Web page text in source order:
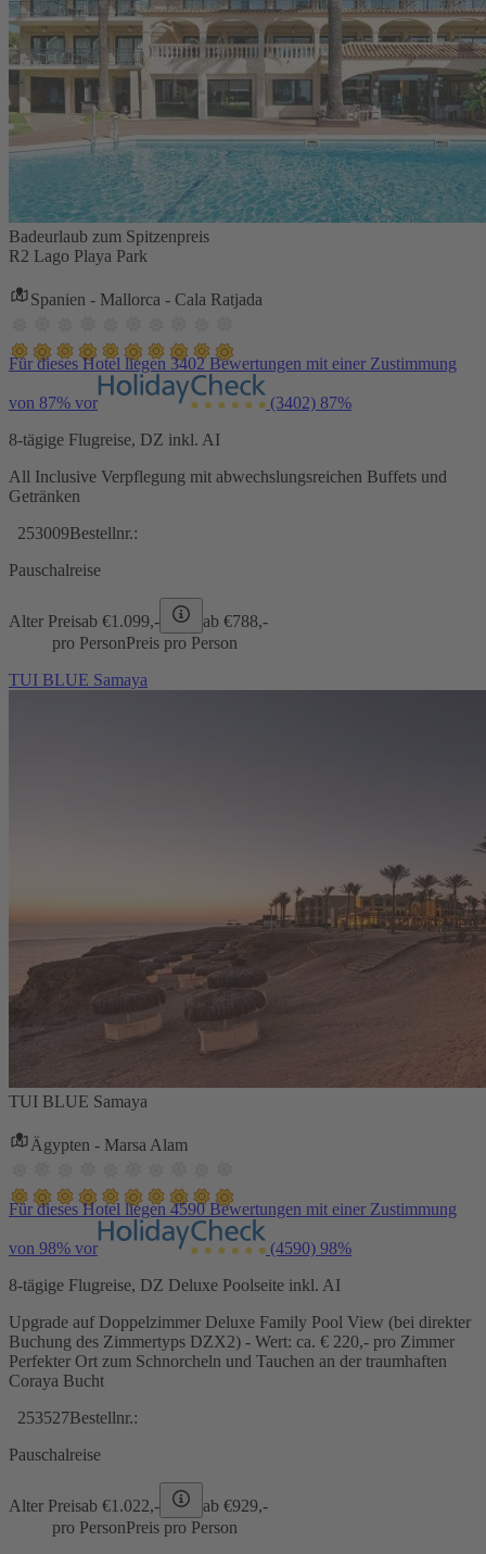
Badeurlaub zum Spitzenpreis
R2 Lago Playa Park
Spanien - Mallorca - Cala Ratjada
Für dieses Hotel liegen 3402 Bewertungen mit einer Zustimmung
von 87% vor (3402) 87%
8-tägige Flugreise, DZ inkl. AI
All Inclusive Verpflegung mit abwechslungsreichen Buffets und
Getränken
253009Bestellnr.:
Pauschalreise
Alter Preisab €1.099,- ab €788,-
pro PersonPreis pro Person
TUI BLUE Samaya
TUI BLUE Samaya
Ägypten - Marsa Alam
Für dieses Hotel liegen 4590 Bewertungen mit einer Zustimmung
von 98% vor (4590) 98%
8-tägige Flugreise, DZ Deluxe Poolseite inkl. AI
Upgrade auf Doppelzimmer Deluxe Family Pool View (bei direkter
Buchung des Zimmertyps DZX2) - Wert: ca. € 220,- pro Zimmer
Perfekter Ort zum Schnorcheln und Tauchen an der traumhaften
Coraya Bucht
253527Bestellnr.:
Pauschalreise
Alter Preisab €1.022,- ab €929,-
pro PersonPreis pro Person